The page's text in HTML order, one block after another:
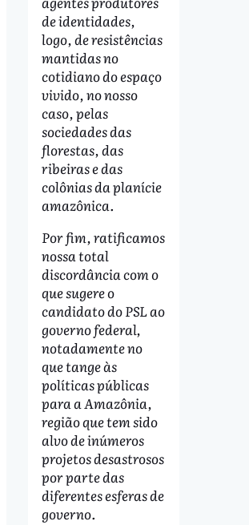
de identidades,
logo, de resistências
mantidas no
cotidiano do espaço
vivido, no nosso
caso, pelas
sociedades das
florestas, das
ribeiras e das
colônias da planície
amazônica.
Por fim, ratificamos
nossa total
discordância com o
que sugere o
candidato do PSL ao
governo federal,
notadamente no
que tange às
políticas públicas
para a Amazônia,
região que tem sido
alvo de inúmeros
projetos desastrosos
por parte das
diferentes esferas de
governo.